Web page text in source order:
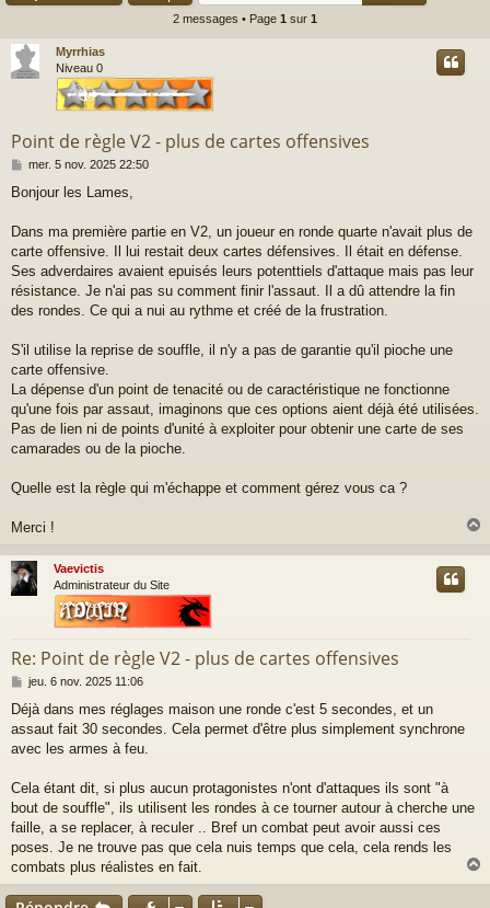
2 messages • Page 1 sur 1
Myrrhias
Niveau 0
Point de règle V2 - plus de cartes offensives
M
s
a
mer. 5 nov. 2025 22:50
Bonjour les Lames,
Dans ma première partie en V2, un joueur en ronde quarte n'avait plus de
carte offensive. Il lui restait deux cartes défensives. Il était en défense.
Ses adverdaires avaient epuisés leurs potenttiels d'attaque mais pas leur
résistance. Je n'ai pas su comment finir l'assaut. Il a dû attendre la fin
des rondes. Ce qui a nui au rythme et créé de la frustration.
S'il utilise la reprise de souffle, il n'y a pas de garantie qu'il pioche une
carte offensive.
La dépense d'un point de tenacité ou de caractéristique ne fonctionne
qu'une fois par assaut, imaginons que ces options aient déjà été utilisées.
Pas de lien ni de points d'unité à exploiter pour obtenir une carte de ses
camarades ou de la pioche.
Quelle est la règle qui m'échappe et comment gérez vous ca ?
Merci !
u
Vaevictis
Administrateur du Site
Re: Point de règle V2 - plus de cartes offensives
M
s
s
a
e
jeu. 6 nov. 2025 11:06
Déjà dans mes réglages maison une ronde c'est 5 secondes, et un
assaut fait 30 secondes. Cela permet d'être plus simplement synchrone
avec les armes à feu.
Cela étant dit, si plus aucun protagonistes n'ont d'attaques ils sont "à
bout de souffle", ils utilisent les rondes à ce tourner autour à cherche une
faille, a se replacer, à reculer .. Bref un combat peut avoir aussi ces
poses. Je ne trouve pas que cela nuis temps que cela, cela rends les
combats plus réalistes en fait.
a